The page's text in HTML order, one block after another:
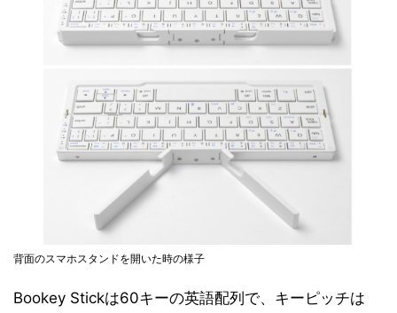
背面のスマホスタンドを開いた時の様子
Bookey Stickは60キーの英語配列で、キーピッチは